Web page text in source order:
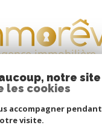
notre site
les cookies
accompagner pendant
visite.